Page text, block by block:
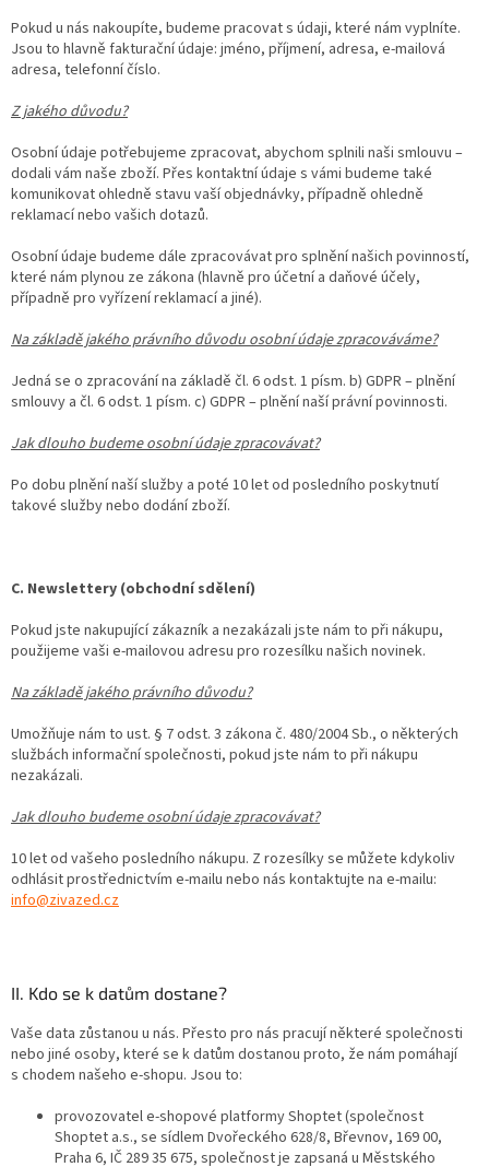
Pokud u nás nakoupíte, budeme pracovat s údaji, které nám vyplníte.
Jsou to hlavně fakturační údaje: jméno, příjmení, adresa, e-mailová
adresa, telefonní číslo.
Z jakého důvodu?
Osobní údaje potřebujeme zpracovat, abychom splnili naši smlouvu –
dodali vám naše zboží. Přes kontaktní údaje s vámi budeme také
komunikovat ohledně stavu vaší objednávky, případně ohledně
reklamací nebo vašich dotazů.
Osobní údaje budeme dále zpracovávat pro splnění našich povinností,
které nám plynou ze zákona (hlavně pro účetní a daňové účely,
případně pro vyřízení reklamací a jiné).
Na základě jakého právního důvodu osobní údaje zpracováváme?
Jedná se o zpracování na základě čl. 6 odst. 1 písm. b) GDPR – plnění
smlouvy a čl. 6 odst. 1 písm. c) GDPR – plnění naší právní povinnosti.
Jak dlouho budeme osobní údaje zpracovávat?
Po dobu plnění naší služby a poté 10 let od posledního poskytnutí
takové služby nebo dodání zboží.
C. Newslettery (obchodní sdělení)
Pokud jste nakupující zákazník a nezakázali jste nám to při nákupu,
použijeme vaši e-mailovou adresu pro rozesílku našich novinek.
Na základě jakého právního důvodu?
Umožňuje nám to ust. § 7 odst. 3 zákona č. 480/2004 Sb., o některých
službách informační společnosti, pokud jste nám to při nákupu
nezakázali.
Jak dlouho budeme osobní údaje zpracovávat?
10 let od vašeho posledního nákupu. Z rozesílky se můžete kdykoliv
odhlásit prostřednictvím e-mailu nebo nás kontaktujte na e-mailu:
info@zivazed.cz
II. Kdo se k datům dostane?
Vaše data zůstanou u nás. Přesto pro nás pracují některé společnosti
nebo jiné osoby, které se k datům dostanou proto, že nám pomáhají
s chodem našeho e-shopu. Jsou to:
provozovatel e-shopové platformy Shoptet (společnost
Shoptet a.s., se sídlem Dvořeckého 628/8, Břevnov, 169 00,
Praha 6, IČ 289 35 675, společnost je zapsaná u Městského